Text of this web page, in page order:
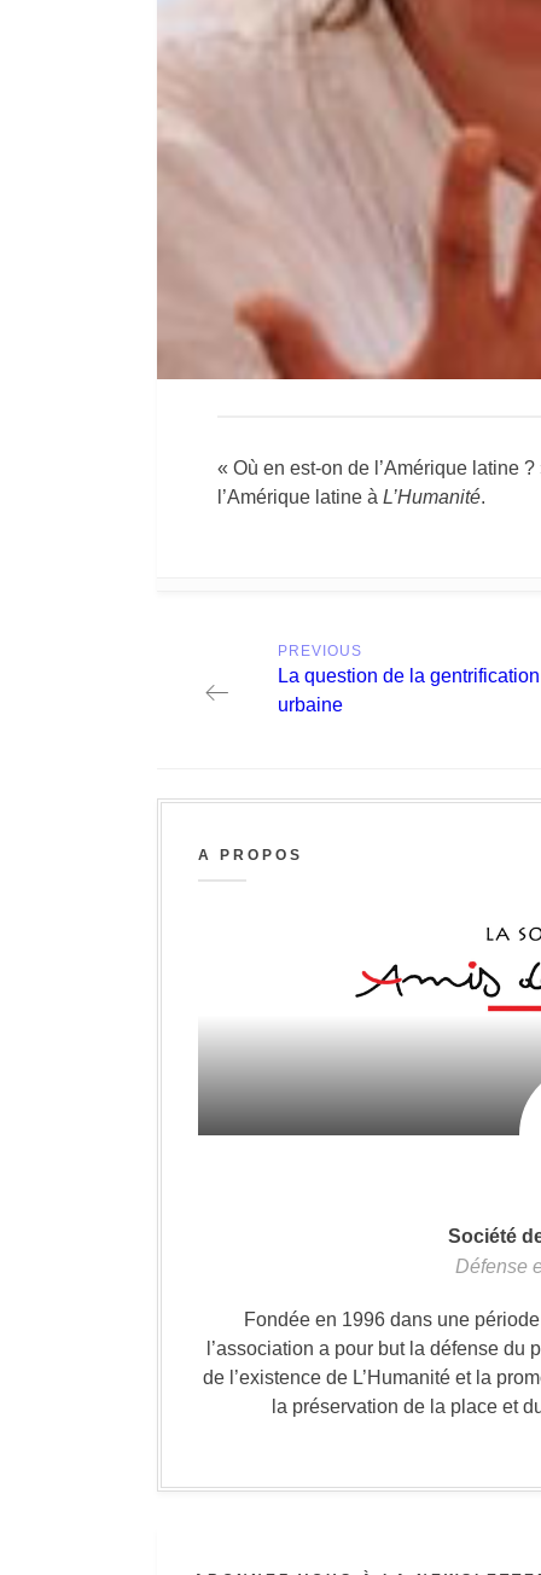
« Où en est-on de l’Amérique latine
l’Amérique latine à L’Humanité.
navigation
PREVIOUS
Previous
post:
La question de la gentrification
urbaine
A PROPOS
Société
Défense
Fondée en 1996 dans une
l’association a pour but la défense
de l’existence de L’Humanité et la
la préservation de la place et